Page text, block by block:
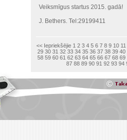
Veiksmīgus startus 2015. gadā!
J. Bethers. Tel:29199411
<< Iepriekšējie 1 2 3 4 5 6 7 8 9 10 11
29 30 31 32 33 34 35 36 37 38 39 40
58 59 60 61 62 63 64 65 66 67 68 69
87 88 89 90 91 92 93 94